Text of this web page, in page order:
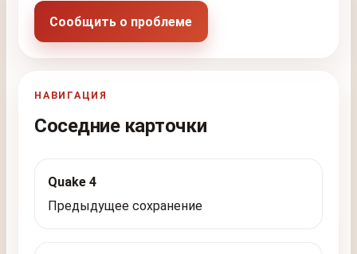
Сообщить о проблеме
НАВИГАЦИЯ
Соседние карточки
Quake 4
Предыдущее сохранение